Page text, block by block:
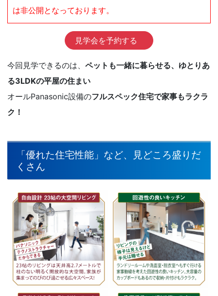
は非公開となっております。
見学会を予約する
今回見学できるのは、 ペットも一緒に暮らせる、ゆとりあ
る3LDKの平屋の住まい
オールPanasonic設備のフルスペック住宅で家事もラクラ
ク！
「優れた住宅性能」など、見どころ盛りだ
くさん